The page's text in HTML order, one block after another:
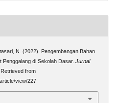
N. (2022). Pengembangan Bahan
di Sekolah Dasar. Jurnal
from
view/227